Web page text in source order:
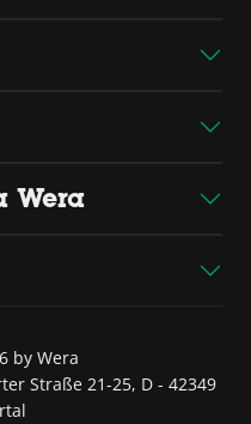
Wera
by Wera
Straße 21-25, D - 42349